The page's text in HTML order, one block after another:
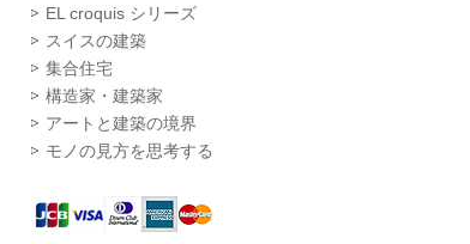
EL croquis シリーズ
スイスの建築
集合住宅
構造家・建築家
アートと建築の境界
モノの見方を思考する